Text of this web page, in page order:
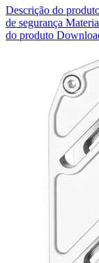
Descrição do
de segurança
do produto